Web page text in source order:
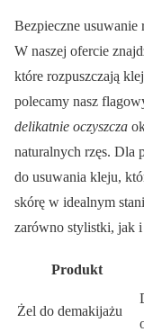
Bezpieczne usuwanie
W naszej ofercie
które rozpuszczają
polecamy nasz
delikatnie oczyszcza
naturalnych rzęs. Dla
do usuwania kleju,
skórę w idealnym
zarówno stylistki, jak
Produkt
Żel do demakijażu